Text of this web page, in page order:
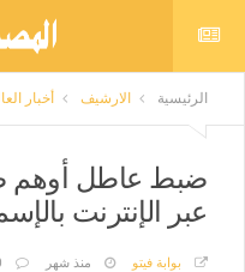
الرئيسية الارشيف أخبار
ضبط عاطل أوهم
عبر الإنترنت
بوابة فيتو منذ شهر 0